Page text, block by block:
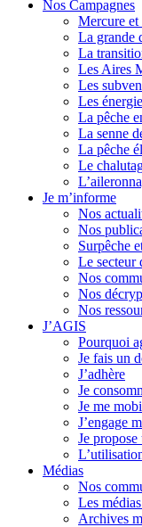
Nos Campagnes
Mercure et
La grande
La
Les Aires
Les
Les
La pêche
La senne
La pêche
Le
Je m’informe
Nos
Nos
Surpêche
Le secteur
Nos
Nos
Nos
J’AGIS
Pourquoi
Je fais un
J’adhère
Je
Je me
J’engage
Je
Médias
Nos
Les
Archives